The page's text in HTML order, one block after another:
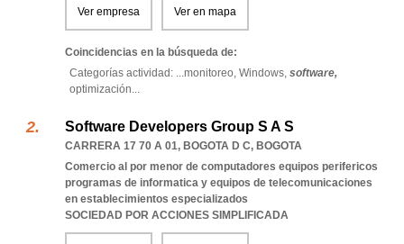
Ver empresa Ver en mapa
Coincidencias en la búsqueda de:
Categorías actividad: ...monitoreo, Windows, software,
optimización...
Software Developers Group S A S
CARRERA 17 70 A 01, BOGOTA D C, BOGOTA
Comercio al por menor de computadores equipos perifericos
programas de informatica y equipos de telecomunicaciones
en establecimientos especializados
SOCIEDAD POR ACCIONES SIMPLIFICADA